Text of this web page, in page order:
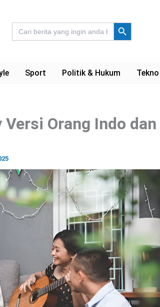
Search
for:
Search Button
Sport Politik & Hukum Tekno
Orang Indo dan